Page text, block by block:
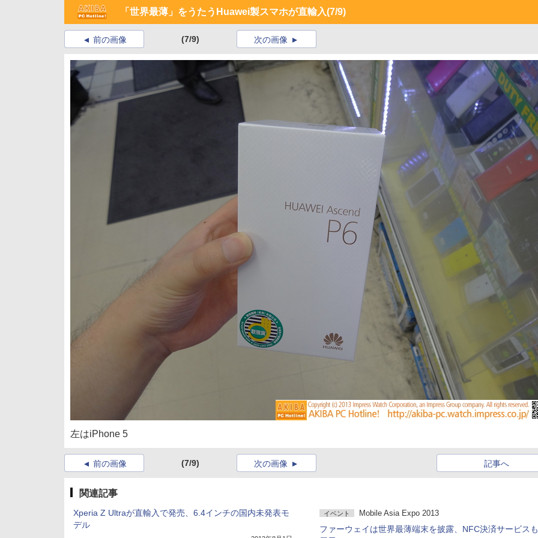
「世界最薄」をうたうHuawei製スマホが直輸入(7/9)
前の画像 (7/9) 次の画像
左はiPhone 5
前の画像 (7/9) 記事へ
次の画像
関連記事
Xperia Z Ultraが直輸入で発売、6.4インチの国内未発表モ
デル
イベント Mobile Asia Expo 2013
ファーウェイは世界最薄端末を披露、NFC決済サービスも